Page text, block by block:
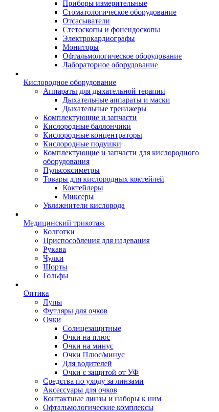
Приборы измерительные
Стоматологическое оборудование
Отсасыватели
Стетоскопы и фонендоскопы
Электрокардиографы
Мониторы
Офтальмологическое оборудование
Лабораторное оборудование
Кислородное оборудование
Аппараты для дыхательной терапии
Дыхательные аппараты и маски
Дыхательные тренажеры
Комплектующие и запчасти
Кислородные баллончики
Кислородные концентраторы
Кислородные подушки
Комплектующие и запчасти для кислородного
оборудования
Пульсоксиметры
Товары для кислородных коктейлей
Коктейлеры
Миксеры
Увлажнители кислорода
Медицинский трикотаж
Колготки
Приспособления для надевания
Рукава
Чулки
Шорты
Гольфы
Оптика
Лупы
Футляры для очков
Очки
Солнцезащитные
Очки на плюс
Очки на минус
Очки Плюс/минус
Для водителей
Очки с защитой от УФ
Средства по уходу за линзами
Аксессуары для очков
Контактные линзы и наборы к ним
Офтальмологические комплексы